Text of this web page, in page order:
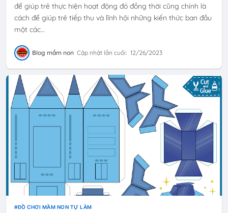
để giúp trẻ thực hiện hoạt động đó đồng thời cũng chính là
cách để giúp trẻ tiếp thu và lĩnh hội những kiến thức ban đầu
một các…
Blog mầm non Cập nhật lần cuối: 12/26/2023
ĐỒ CHƠI MẦM NON TỰ LÀM